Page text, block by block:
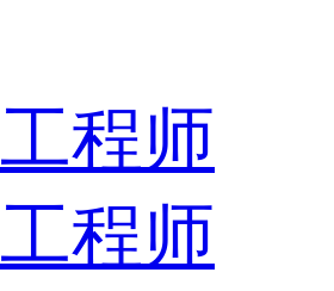
程师
程师